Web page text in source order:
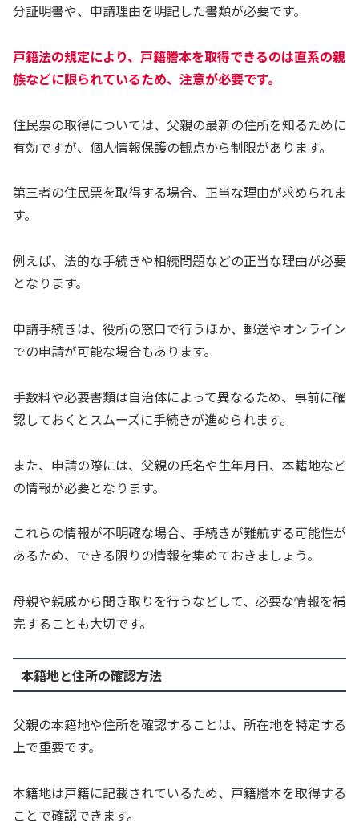
分証明書や、申請理由を明記した書類が必要です。
戸籍法の規定により、戸籍謄本を取得できるのは直系の親
族などに限られているため、注意が必要です。
住民票の取得については、父親の最新の住所を知るために
有効ですが、個人情報保護の観点から制限があります。
第三者の住民票を取得する場合、正当な理由が求められま
す。
例えば、法的な手続きや相続問題などの正当な理由が必要
となります。
申請手続きは、役所の窓口で行うほか、郵送やオンライン
での申請が可能な場合もあります。
手数料や必要書類は自治体によって異なるため、事前に確
認しておくとスムーズに手続きが進められます。
また、申請の際には、父親の氏名や生年月日、本籍地など
の情報が必要となります。
これらの情報が不明確な場合、手続きが難航する可能性が
あるため、できる限りの情報を集めておきましょう。
母親や親戚から聞き取りを行うなどして、必要な情報を補
完することも大切です。
本籍地と住所の確認方法
父親の本籍地や住所を確認することは、所在地を特定する
上で重要です。
本籍地は戸籍に記載されているため、戸籍謄本を取得する
ことで確認できます。